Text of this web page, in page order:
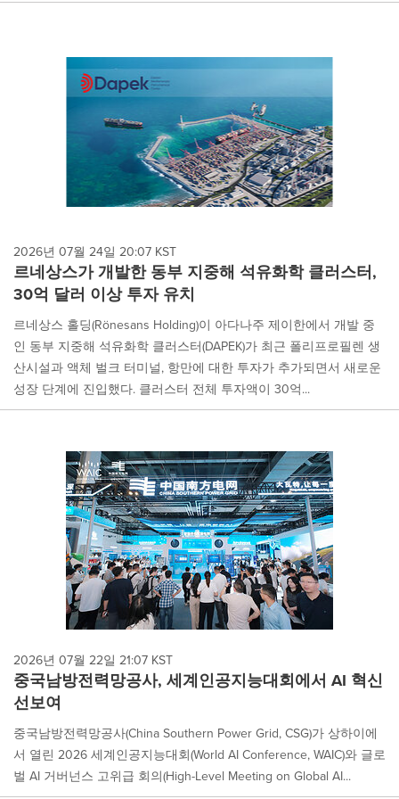
2026년 07월 24일 20:07 KST
르네상스가 개발한 동부 지중해 석유화학 클러스터,
30억 달러 이상 투자 유치
르네상스 홀딩(Rönesans Holding)이 아다나주 제이한에서 개발 중
인 동부 지중해 석유화학 클러스터(DAPEK)가 최근 폴리프로필렌 생
산시설과 액체 벌크 터미널, 항만에 대한 투자가 추가되면서 새로운
성장 단계에 진입했다. 클러스터 전체 투자액이 30억...
2026년 07월 22일 21:07 KST
중국남방전력망공사, 세계인공지능대회에서 AI 혁신
선보여
중국남방전력망공사(China Southern Power Grid, CSG)가 상하이에
서 열린 2026 세계인공지능대회(World AI Conference, WAIC)와 글로
벌 AI 거버넌스 고위급 회의(High-Level Meeting on Global AI...